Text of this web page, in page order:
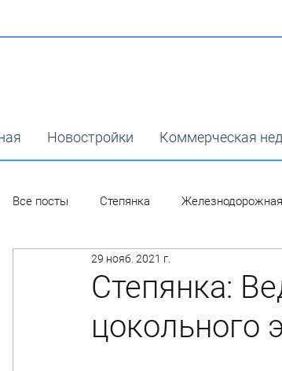
Новостройки Коммерческая
Все посты Степянка Железнодорожная
Степянка:
цокольного
29 нояб. 2021 г.